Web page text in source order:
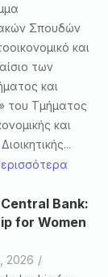
Σπουδών
και
των
και
του Τμήματος
και
Bank:
for Women
2026 /